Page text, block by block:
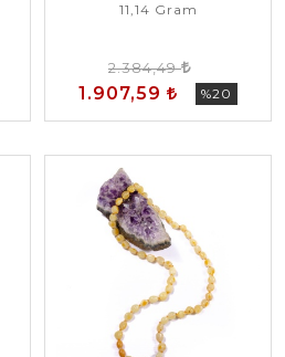
11,14 Gram
2.384,49
1.907,59 %20